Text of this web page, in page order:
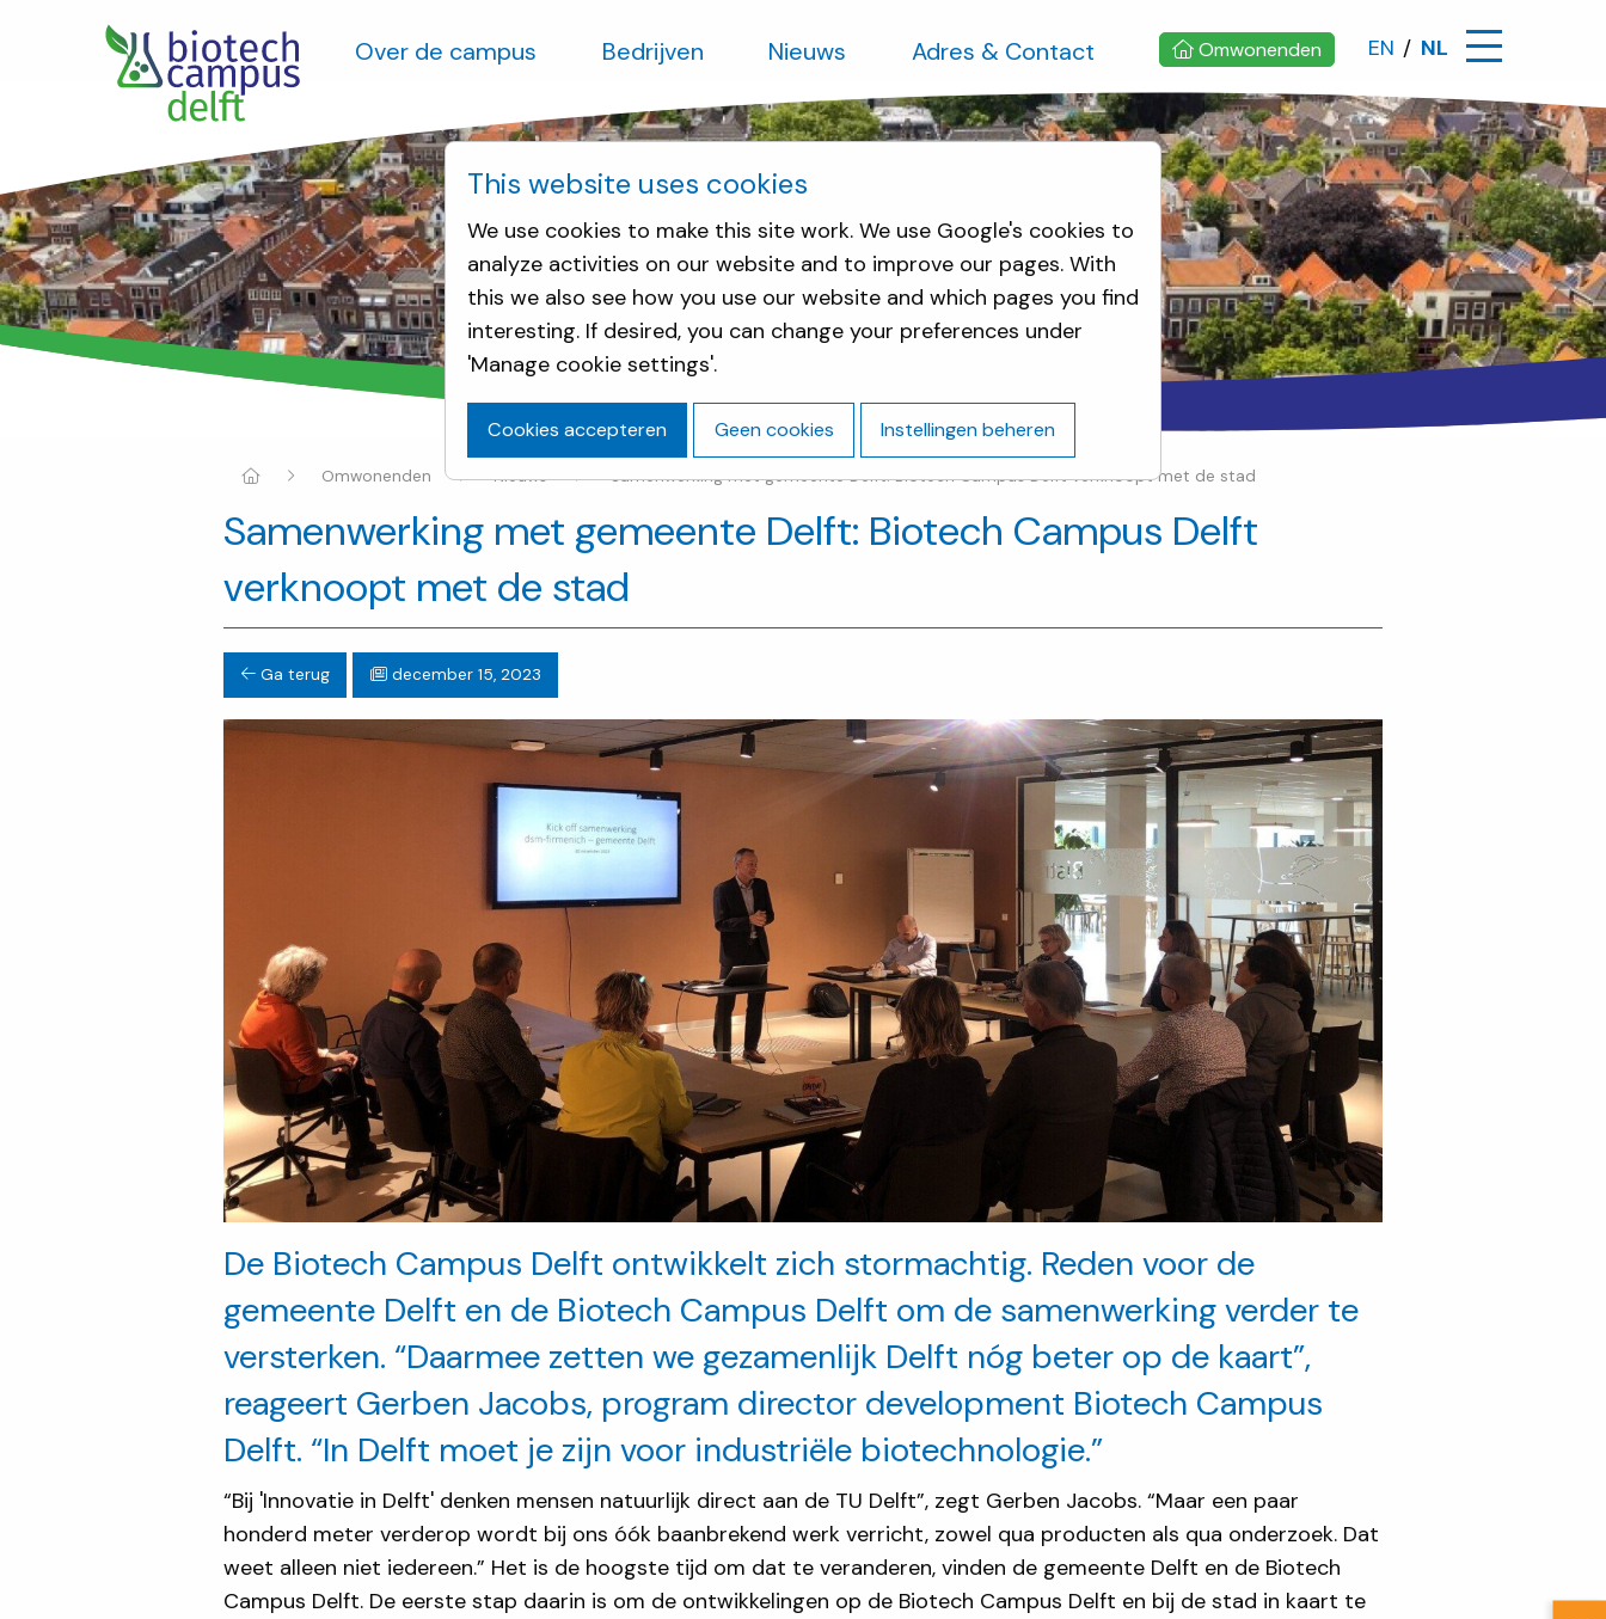
Over de campus Bedrijven Nieuws Adres & Contact Omwonenden EN NL
Omwonenden Nieuws Samenwerking met gemeente Delft: Biotech Campus Delft verknoopt met de stad
Samenwerking met gemeente Delft: Biotech Campus Delft
verknoopt met de stad
Ga terug december 15, 2023
De Biotech Campus Delft ontwikkelt zich stormachtig. Reden voor de
gemeente Delft en de Biotech Campus Delft om de samenwerking verder te
versterken. “Daarmee zetten we gezamenlijk Delft nóg beter op de kaart”,
reageert Gerben Jacobs, program director development Biotech Campus
Delft. “In Delft moet je zijn voor industriële biotechnologie.”
“Bij 'Innovatie in Delft' denken mensen natuurlijk direct aan de TU Delft”, zegt Gerben Jacobs. “Maar een paar
honderd meter verderop wordt bij ons óók baanbrekend werk verricht, zowel qua producten als qua onderzoek. Dat
weet alleen niet iedereen.” Het is de hoogste tijd om dat te veranderen, vinden de gemeente Delft en de Biotech
Campus Delft. De eerste stap daarin is om de ontwikkelingen op de Biotech Campus Delft en bij de stad in kaart te
This website uses cookies
We use cookies to make this site work. We use Google's cookies to
analyze activities on our website and to improve our pages. With
this we also see how you use our website and which pages you find
interesting. If desired, you can change your preferences under
'Manage cookie settings'.
Cookies accepteren Geen cookies Instellingen beheren